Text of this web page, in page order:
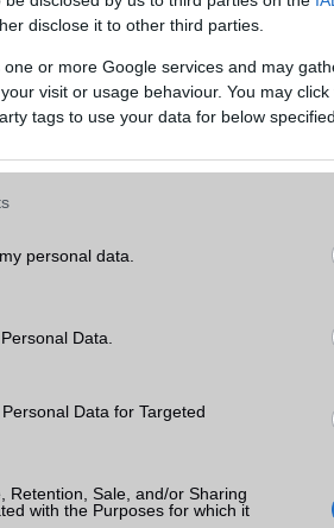
disclose it to other third parties.
or more Google services and may
visit or usage behaviour. You may
tags to use your data for below
personal data.
Data.
Data for Targeted
Retention, Sale, and/or Sharing
with the Purposes for which it
push eMail
Nincs
Nincs
alap szolgáltatás
Nincs